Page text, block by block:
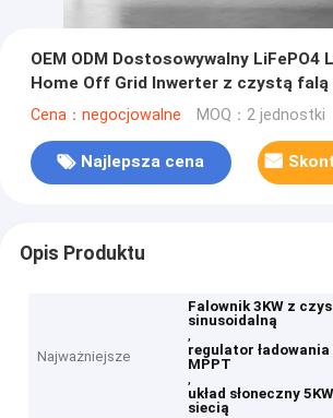
OEM ODM Dostosowywalny
Home Off Grid Inwerter z czystą falą
6KW
Cena：negocjowalne MOQ：2 jednostki
Najlepsza cena
Opis Produktu
Najważniejsze
Falownik 3KW z
sinusoidalną
,
regulator ładowania
MPPT
,
układ słoneczny
siecią